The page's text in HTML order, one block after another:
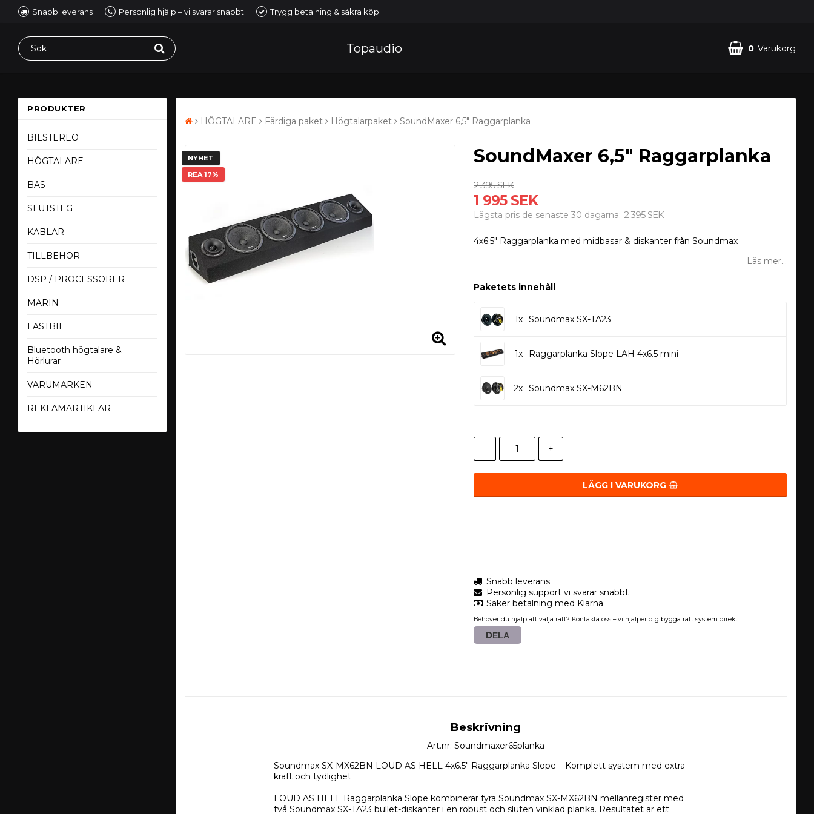
Snabb leverans Personlig hjälp – vi svarar snabbt Trygg betalning & säkra köp
Topaudio 0 Varukorg
PRODUKTER
BILSTEREO
HÖGTALARE
BAS
SLUTSTEG
KABLAR
TILLBEHÖR
DSP / PROCESSORER
MARIN
LASTBIL
Bluetooth högtalare &
Hörlurar
VARUMÄRKEN
REKLAMARTIKLAR
HÖGTALARE Färdiga paket Högtalarpaket SoundMaxer 6,5" Raggarplanka
NYHET
REA 17%
SoundMaxer 6,5" Raggarplanka
2 395 SEK
1 995 SEK
Lägsta pris de senaste 30 dagarna 2 395 SEK
4x6.5" Raggarplanka med midbasar & diskanter från Soundmax
Läs mer...
Paketets innehåll
1x Soundmax SX-TA23
1x Raggarplanka Slope LAH 4x6.5 mini
2x Soundmax SX-M62BN
- +
LÄGG I VARUKORG
Snabb leverans
Personlig support vi svarar snabbt
Säker betalning med Klarna
Behöver du hjälp att välja rätt? Kontakta oss – vi hjälper dig bygga rätt system direkt.
DELA
Beskrivning
Art.nr: Soundmaxer65planka
Soundmax SX-MX62BN LOUD AS HELL 4x6.5" Raggarplanka Slope – Komplett system med extra
kraft och tydlighet
LOUD AS HELL Raggarplanka Slope kombinerar fyra Soundmax SX-MX62BN mellanregister med
två Soundmax SX-TA23 bullet-diskanter i en robust och sluten vinklad planka. Resultatet är ett